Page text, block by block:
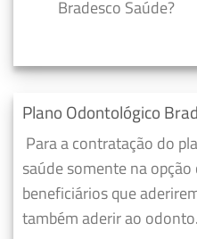
Bradesco Saúde?
Plano Odontológico
Para a contratação do
saúde somente na
beneficiários que
também aderir ao odonto.